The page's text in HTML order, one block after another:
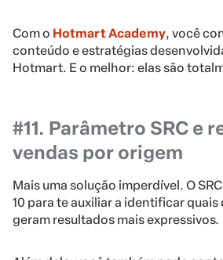
Com o Hotmart Academy, você
conteúdo e estratégias
Hotmart. E o melhor: elas são
#11. Parâmetro SRC e
vendas por origem
Mais uma solução imperdível. O
10 para te auxiliar a identificar quais
geram resultados mais expressivos.